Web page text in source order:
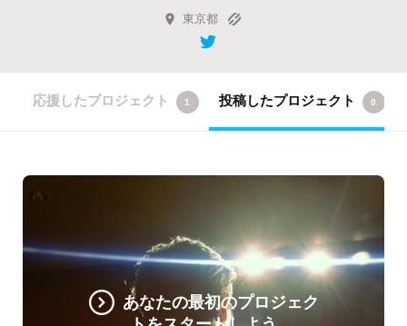
東京都
応援したプロジェクト 1 投稿したプロジェクト 0
あなたの最初のプロジェク